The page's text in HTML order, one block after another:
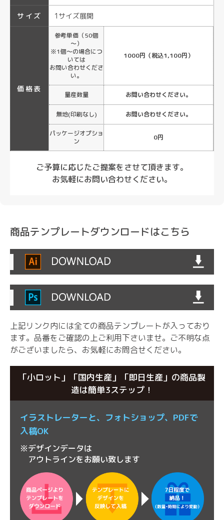
サイズ 1サイズ展開
価格表
参考単価（50個
～）
※1個～の場合につ
いては
お問い合わせくださ
い。
1000円（税込1,100円）
量産数量 お問い合わせください。
無地(印刷なし) お問い合わせください。
パッケージオプショ
ン
0円
ご予算に応じたご提案をさせて頂きます。
お気軽にお問い合わせください。
商品テンプレートダウンロードはこちら
上記リンク内には全ての商品テンプレートが入っており
ます。品番をご確認の上ご利用下さいませ。 ご不明な点
がございましたら、お気軽にお問合せください。
「小ロット」「国内生産」「即日生産」の商品製
造は簡単3ステップ！
イラストレーターと、 フォトショップ、 PDFで
入稿OK
※デザインデータは
アウトラインをお願い致します